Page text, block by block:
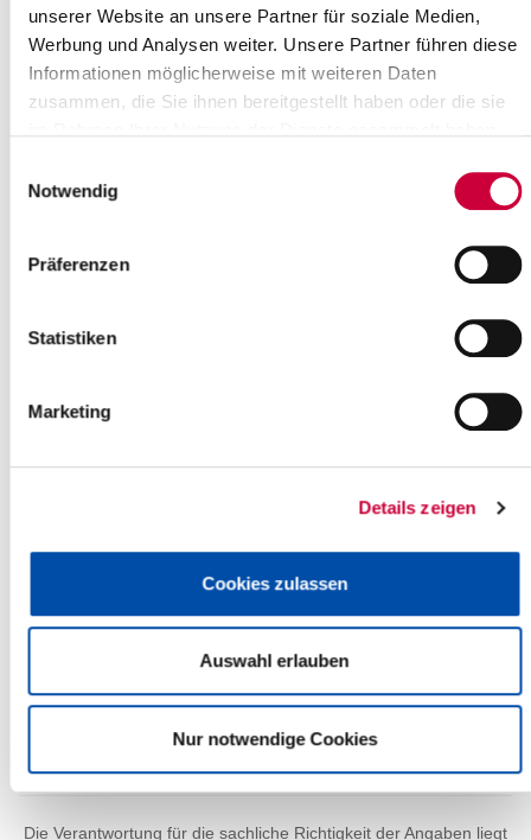
unserer Website an unsere Partner für soziale Medien,
Werbung und Analysen weiter. Unsere Partner führen diese
Informationen möglicherweise mit weiteren Daten
zusammen, die Sie ihnen bereitgestellt haben oder die sie
Notwendig
Präferenzen
Statistiken
Marketing
Details zeigen
Cookies zulassen
Auswahl erlauben
Nur notwendige Cookies
Alle sind herzlich eingeladen, mit uns Gottesdienst zu feiern
Quelle
Ev.-Luth. Kirchengemeinde St. Jakobi-Itzehoe
E-Mail:st.jakobi[at]kk-rm.de
Zurück zur Auswahl
+
Die Verantwortung für die sachliche Richtigkeit der Angaben liegt